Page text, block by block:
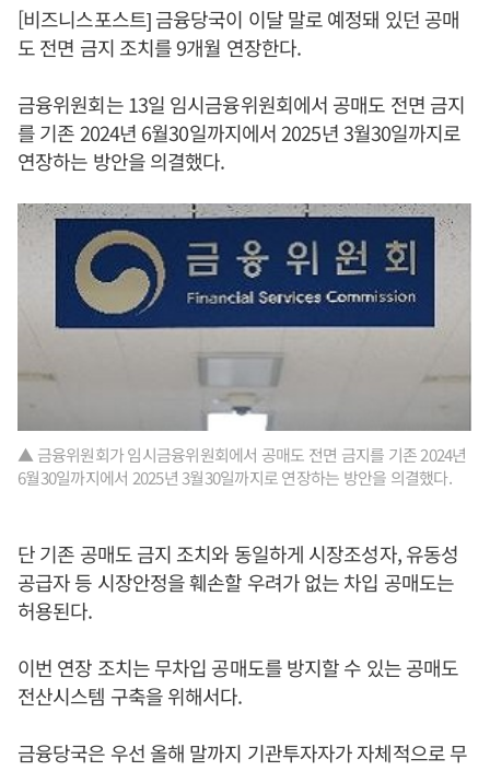
[비즈니스포스트] 금융당국이 이달 말로 예정돼 있던 공매
도 전면 금지 조치를 9개월 연장한다.
금융위원회는 13일 임시금융위원회에서 공매도 전면 금지
를 기존 2024년 6월30일까지에서 2025년 3월30일까지로
연장하는 방안을 의결했다.
▲ 금융위원회가 임시금융위원회에서 공매도 전면 금지를 기존 2024년
6월30일까지에서 2025년 3월30일까지로 연장하는 방안을 의결했다.
단 기존 공매도 금지 조치와 동일하게 시장조성자, 유동성
공급자 등 시장안정을 훼손할 우려가 없는 차입 공매도는
허용된다.
이번 연장 조치는 무차입 공매도를 방지할 수 있는 공매도
전산시스템 구축을 위해서다.
금융당국은 우선 올해 말까지 기관투자자가 자체적으로 무